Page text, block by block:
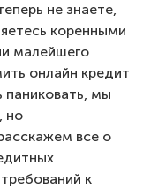
не знаете,
коренными
малейшего
онлайн кредит
мы
но
все о
к